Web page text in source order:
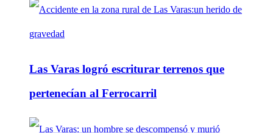
Las Varas logró escriturar terrenos que
pertenecían al Ferrocarril